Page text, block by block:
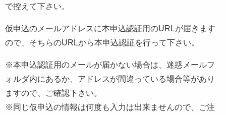
で控えて下さい。
仮申込のメールアドレスに本申込認証用のURLが届きます
ので、そちらのURLから本申込認証を行って下さい。
※本申込認証用のメールが届かない場合は、迷惑メールフ
ォルダ内にあるか、アドレスが間違っている場合等があり
ますので、ご確認下さい。
※同じ仮申込の情報は何度も入力は出来ませんので、ご注